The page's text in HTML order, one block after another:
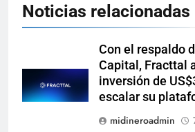
Noticias relacionadas
Con el respaldo
Capital, Fracttal
inversión de
escalar su
midineroadmin